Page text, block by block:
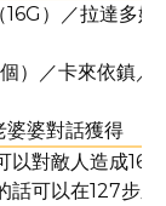
16G）／拉達多
）／卡來依鎮／
婆婆對話獲得
以對敵人造成
話可以在127步